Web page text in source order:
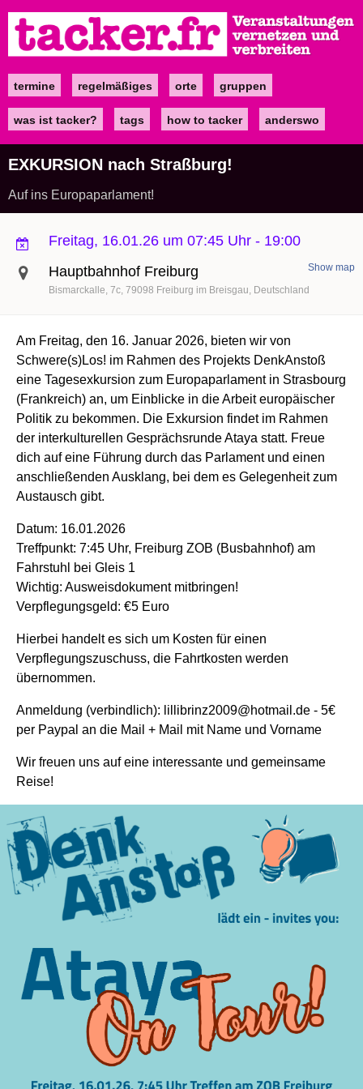
zum
Inhalt
Maintermine regelmäßiges orte gruppen
was ist tacker? tags how to tacker anderswo
EXKURSION nach Straßburg!
Auf ins Europaparlament!
Freitag, 16.01.26 um 07:45 Uhr - 19:00
Hauptbahnhof Freiburg
Bismarckalle 7c 79098 Freiburg im Breisgau Deutschland
Show map
Am Freitag, den 16. Januar 2026, bieten wir von
Schwere(s)Los! im Rahmen des Projekts DenkAnstoß
eine Tagesexkursion zum Europaparlament in Strasbourg
(Frankreich) an, um Einblicke in die Arbeit europäischer
Politik zu bekommen. Die Exkursion findet im Rahmen
der interkulturellen Gesprächsrunde Ataya statt. Freue
dich auf eine Führung durch das Parlament und einen
anschließenden Ausklang, bei dem es Gelegenheit zum
Austausch gibt.
Datum: 16.01.2026
Treffpunkt: 7:45 Uhr, Freiburg ZOB (Busbahnhof) am
Fahrstuhl bei Gleis 1
Wichtig: Ausweisdokument mitbringen!
Verpflegungsgeld: €5 Euro
Hierbei handelt es sich um Kosten für einen
Verpflegungszuschuss, die Fahrtkosten werden
übernommen.
Anmeldung (verbindlich): lillibrinz2009@hotmail.de - 5€
per Paypal an die Mail + Mail mit Name und Vorname
Wir freuen uns auf eine interessante und gemeinsame
Reise!